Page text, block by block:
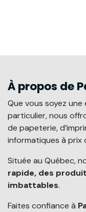
À propos de
Que vous soyez
particulier, nous
de papeterie,
informatiques à prix
Située au Québec,
rapide, des
imbattables.
Faites confiance à